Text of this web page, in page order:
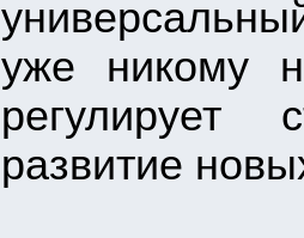
уже никому
регулирует
развитие